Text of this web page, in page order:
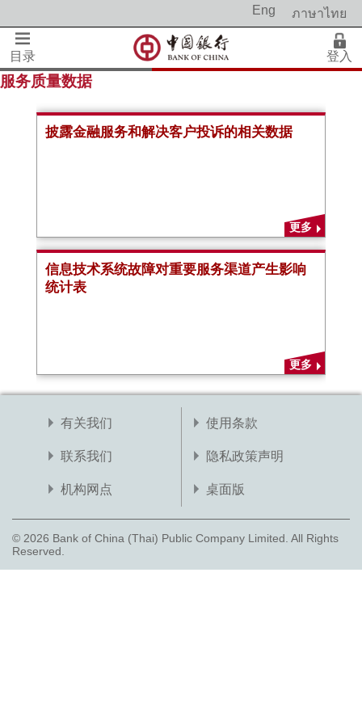
Eng ภาษาไทย
目录 登入
服务质量数据
披露金融服务和解决客户投诉的相关数据
更多
信息技术系统故障对重要服务渠道产生影响
统计表
更多
有关我们
联系我们
机构网点
使用条款
隐私政策声明
桌面版
© 2026 Bank of China (Thai) Public Company Limited. All Rights
Reserved.